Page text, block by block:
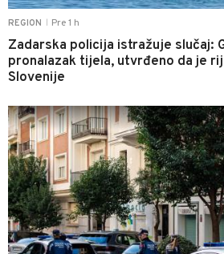
REGION Pre 1 h
Zadarska policija istražuje slučaj:
pronalazak tijela, utvrđeno da je
Slovenije